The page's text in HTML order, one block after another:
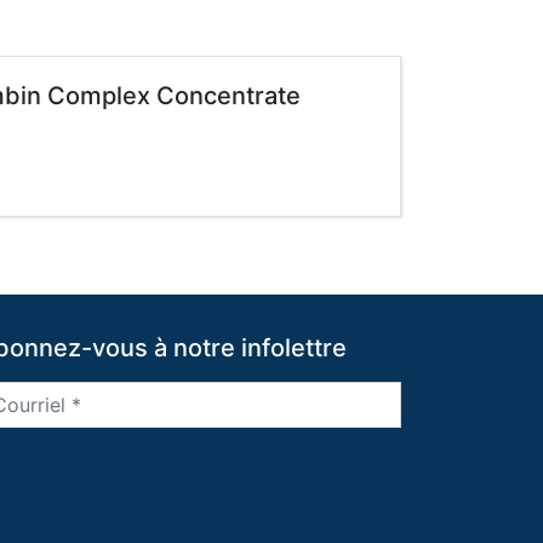
Complex Concentrate
vous à notre infolettre